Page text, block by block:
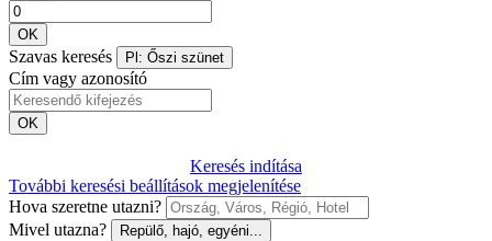
OK
Szavas keresés Pl: Őszi szünet
Cím vagy azonosító
OK
Keresés indítása
További keresési beállítások megjelenítése
Hova szeretne utazni?
Mivel utazna?
Repülő, hajó, egyéni...